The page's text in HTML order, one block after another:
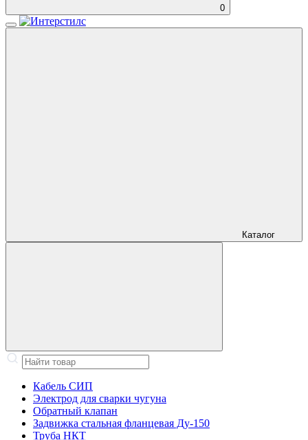
0
Каталог
Кабель СИП
Электрод для сварки чугуна
Обратный клапан
Задвижка стальная фланцевая Ду-150
Труба НКТ